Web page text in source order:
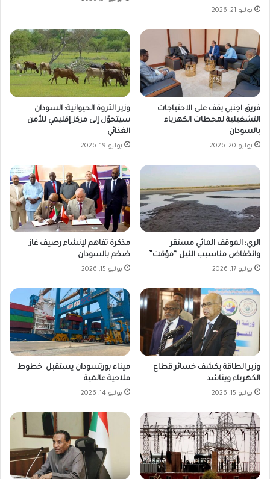
يوليو 21, 2026
فريق اجنبي يقف على الاحتياجات
التشغيلية لمحطات الكهرباء
بالسودان
يوليو 20, 2026
وزير الثروة الحيوانية: السودان
سيتحوّل إلى مركز إقليمي للأمن
الغذائي
يوليو 19, 2026
الري: الموقف المائي مستقر
وانخفاض مناسبب النيل “مؤقت”
يوليو 17, 2026
مذكرة تفاهم لإنشاء رصيف غاز
ضخم بالسودان
يوليو 15, 2026
وزير الطاقة يكشف خسائر قطاع
الكهرباء ويناشد
يوليو 15, 2026
ميناء بورتسودان يستقبل خطوط
ملاحية عالمية
يوليو 14, 2026